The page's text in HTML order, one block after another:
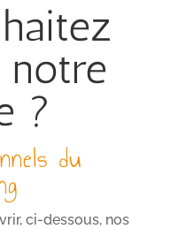
?
du
ci-dessous, nos